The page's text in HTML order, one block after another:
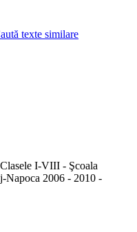
texte similare
I-VIII - Şcoala
Napoca 2006 - 2010 -